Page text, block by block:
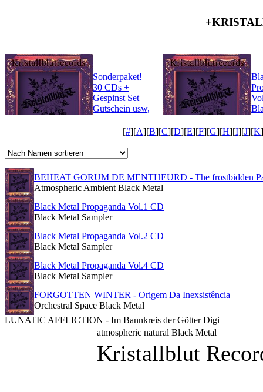
Sonderpaket!
30 CDs +
Gespinst Set
Gutschein usw,
[#][A][B][C][D][E][F][G][H][I][J][K
BEHEAT GORUM DE MENTHEURD - The frostbidden
Atmospheric Ambient Black Metal
Black Metal Propaganda Vol.1 CD
Black Metal Sampler
Black Metal Propaganda Vol.2 CD
Black Metal Sampler
Black Metal Propaganda Vol.4 CD
Black Metal Sampler
FORGOTTEN WINTER - Origem Da Inexsistência
Orchestral Space Black Metal
LUNATIC AFFLICTION - Im Bannkreis der Götter Digi
atmospheric natural Black Metal
Kristallblut